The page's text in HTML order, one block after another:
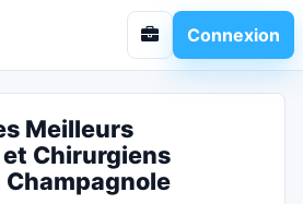
Connexion
Meilleurs
Chirurgiens